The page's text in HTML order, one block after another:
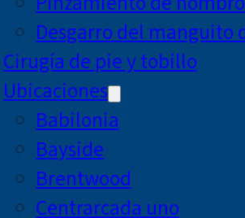
Desgarro del manguito
Cirugía de pie y tobillo
Ubicaciones
Babilonia
Bayside
Brentwood
Centrarcada uno